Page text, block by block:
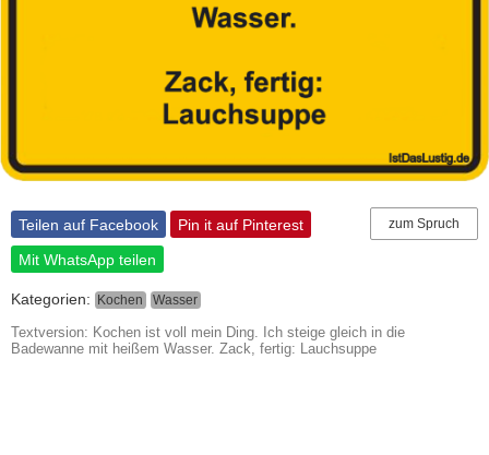
zum Spruch
Teilen auf Facebook
Pin it auf Pinterest
Mit WhatsApp teilen
Kategorien: Kochen Wasser
Textversion: Kochen ist voll mein Ding. Ich steige gleich in die
Badewanne mit heißem Wasser. Zack, fertig: Lauchsuppe